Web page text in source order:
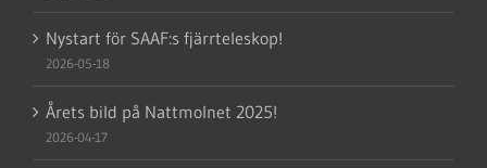
Nystart för SAAF:s fjärrteleskop!
2026-05-18
Årets bild på Nattmolnet 2025!
2026-04-17